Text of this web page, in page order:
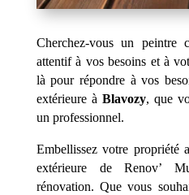
Cherchez-vous un peintre
attentif à vos besoins et à
là pour répondre à vos
extérieure à Blavozy, que
un professionnel.
Embellissez votre propriété
extérieure de Renov’
rénovation. Que vous